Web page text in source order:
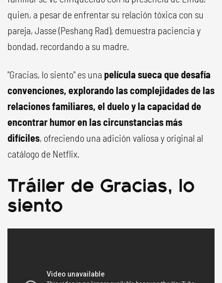
quien, a pesar de enfrentar su relación tóxica con su
pareja, Jasse (Peshang Rad), demuestra paciencia y
bondad, recordando a su madre.
"Gracias, lo siento" es una película sueca que desafía
convenciones, explorando las complejidades de las
relaciones familiares, el duelo y la capacidad de
encontrar humor en las circunstancias más
difíciles, ofreciendo una adición valiosa y original al
catálogo de Netflix.
Tráiler de Gracias, lo
siento